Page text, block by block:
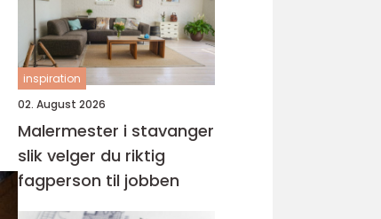
inspiration
02. August 2026
Malermester i stavanger
slik velger du riktig
fagperson til jobben